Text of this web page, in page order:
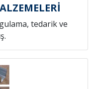
tedarik ve